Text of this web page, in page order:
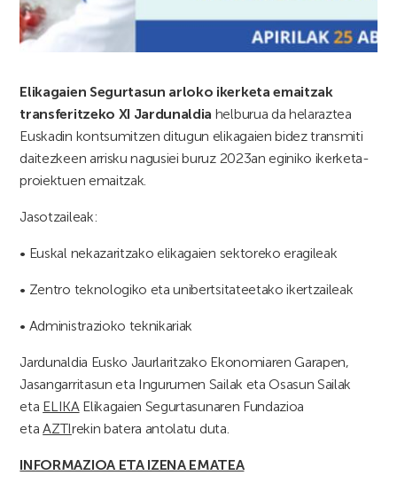
Elikagaien Segurtasun arloko ikerketa emaitzak
transferitzeko XI Jardunaldia helburua da helaraztea
Euskadin kontsumitzen ditugun elikagaien bidez transmiti
daitezkeen arrisku nagusiei buruz 2023an eginiko ikerketa-
proiektuen emaitzak.
Jasotzaileak:
• Euskal nekazaritzako elikagaien sektoreko eragileak
• Zentro teknologiko eta unibertsitateetako ikertzaileak
• Administrazioko teknikariak
Jardunaldia Eusko Jaurlaritzako Ekonomiaren Garapen,
Jasangarritasun eta Ingurumen Sailak eta Osasun Sailak
eta ELIKA Elikagaien Segurtasunaren Fundazioa
etaAZTIrekin batera antolatu duta.
INFORMAZIOA ETA IZENA EMATEA